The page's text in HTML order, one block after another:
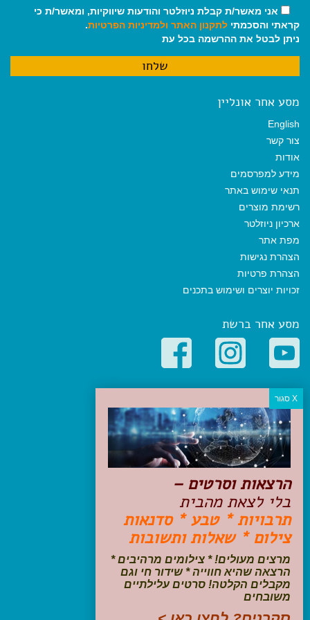
אני מאשר/ת קבלת ניוזלטר והודעות שיווקיות, ומאשר/ת כי
קראתי והסכמתי לתקנון האתר ולמדיניות הפרטיות.
ניתן לבטל את ההרשמה בכל עת
מסע אחר אונליין
English
צור קשר
אודות
מידע למפרסמים
תנאי שימוש באתר
רשימת מוצרים
ארכיון ניוזלטר
מפת אתר
הצהרת נגישות
הצהרת פרטיות
זכויות יוצרים ושימוש בתכנים
מסע אחר ברשת
קטגוריות פופולריות
יעדים
טיולים בישראל
מלונות בוטיק בישראל
טיפים והמלצות
הכנות לנסיעה
טיולי ג'יפים
טיולים עם ילדים
שייט, הפלגות, קרוזים
עקבו אחרינו בפייסבוק
הרצאות וסרטים –
בלי לצאת מהבית
תרבויות * טבע * סדנאות
צילום * שאלות ותשובות
מרצים מעולים! * צילומים מרהיבים *
הרצאה שהיא חווייה * שידור חי וגם
מקבלים הקלטה! סרטים עלילתיים
משובחים